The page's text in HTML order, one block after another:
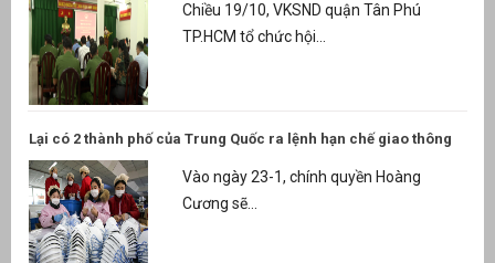
Chiều 19/10, VKSND quận Tân Phú
TP.HCM tổ chức hội...
Lại có 2 thành phố của Trung Quốc ra lệnh hạn chế giao thông
Vào ngày 23-1, chính quyền Hoàng
Cương sẽ...